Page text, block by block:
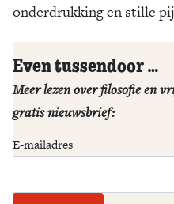
onderdrukking en stille
Even tussendoor …
Meer lezen over filosofie en
gratis nieuwsbrief:
E-mailadres